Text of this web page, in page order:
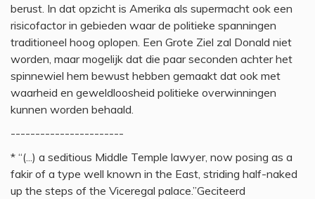
berust. In dat opzicht is Amerika als supermacht ook een
risicofactor in gebieden waar de politieke spanningen
traditioneel hoog oplopen. Een Grote Ziel zal Donald niet
worden, maar mogelijk dat die paar seconden achter het
spinnewiel hem bewust hebben gemaakt dat ook met
waarheid en geweldloosheid politieke overwinningen
kunnen worden behaald.
-----------------------
* “(...) a seditious Middle Temple lawyer, now posing as a
fakir of a type well known in the East, striding half-naked
up the steps of the Viceregal palace.”Geciteerd